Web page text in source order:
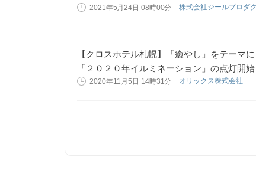
2021年5月24日 08時00分 株式会社ジールプロダ
【クロスホテル札幌】「癒やし」をテー
「２０２０年イルミネーション」の点灯開始
2020年11月5日 14時31分 オリックス株式会社